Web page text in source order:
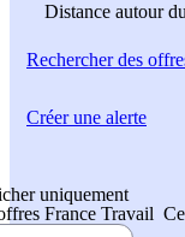
Distance autour
Rechercherdes
uniquement
France Travail
Créer une alerte